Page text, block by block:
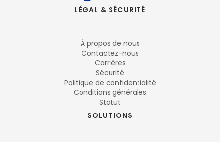
LÉGAL & SÉCURITÉ
À propos de nous
Contactez-nous
Carrières
Sécurité
Politique de confidentialité
Conditions générales
Statut
SOLUTIONS